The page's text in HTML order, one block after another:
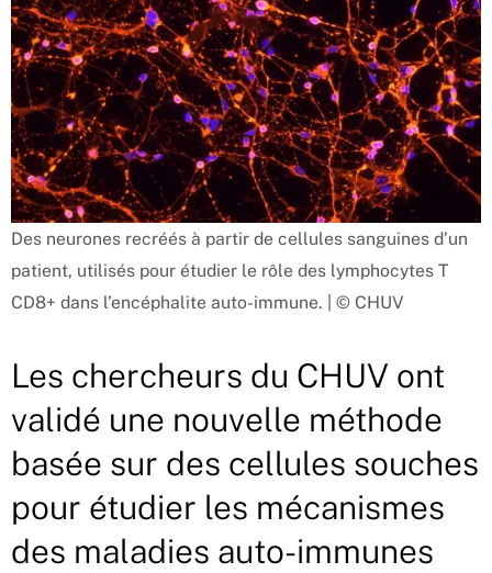
Des neurones recréés à partir de cellules sanguines d’un
patient, utilisés pour étudier le rôle des lymphocytes T
CD8+ dans l’encéphalite auto-immune. | © CHUV
Les chercheurs du CHUV ont
validé une nouvelle méthode
basée sur des cellules souches
pour étudier les mécanismes
des maladies auto-immunes